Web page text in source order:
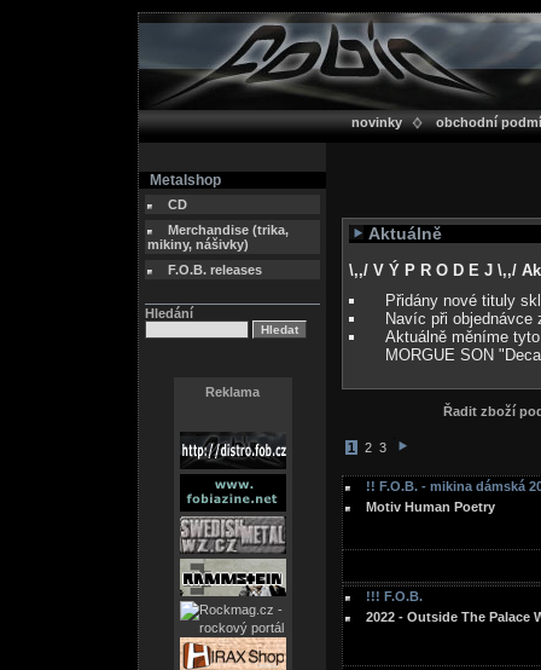
novinky obchodní
Metalshop
CD
Merchandise (trika,
mikiny, nášivky)
F.O.B. releases
Hledání
Reklama
Aktuálně
\,,/ V Ý P R O D E J \,,/
Přidány nové tituly
Navíc při
Aktuálně měníme
MORGUE SON
Řadit zboží
1 2 3
!! F.O.B. - mikina dámská
Motiv Human Poetry
!!! F.O.B.
2022 - Outside The Palace